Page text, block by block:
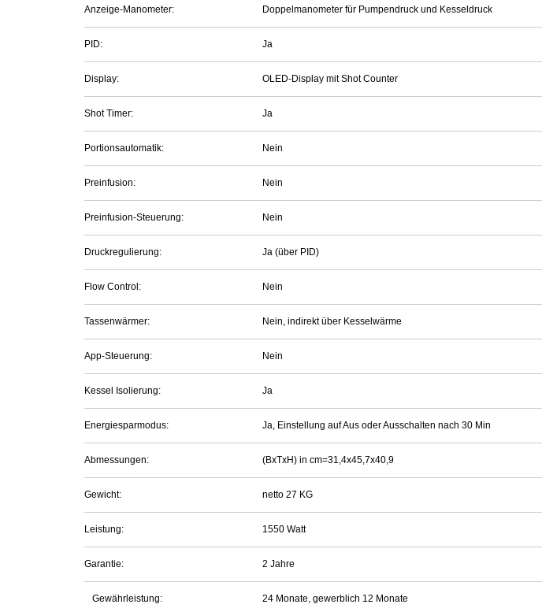
Anzeige-Manometer: Doppelmanometer für Pumpendruck und Kesseldruck
PID: Ja
Display: OLED-Display mit Shot Counter
Shot Timer: Ja
Portionsautomatik: Nein
Preinfusion: Nein
Preinfusion-Steuerung: Nein
Druckregulierung: Ja (über PID)
Flow Control: Nein
Tassenwärmer: Nein, indirekt über Kesselwärme
App-Steuerung: Nein
Kessel Isolierung: Ja
Energiesparmodus: Ja, Einstellung auf Aus oder Ausschalten nach 30 Min
Abmessungen: (BxTxH) in cm=31,4x45,7x40,9
Gewicht: netto 27 KG
Leistung: 1550 Watt
Garantie: 2 Jahre
Gewährleistung: 24 Monate, gewerblich 12 Monate